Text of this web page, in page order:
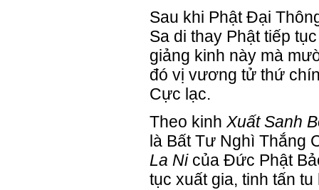
Sau khi Phật Đại
Sa di thay Phật tiếp
giảng kinh này mà
đó vị vương tử thứ
Cực lạc.
Theo kinh Xuất Sanh
là Bất Tư Nghì
La Ni của Đức Phật
tục xuất gia, tinh tấn tu